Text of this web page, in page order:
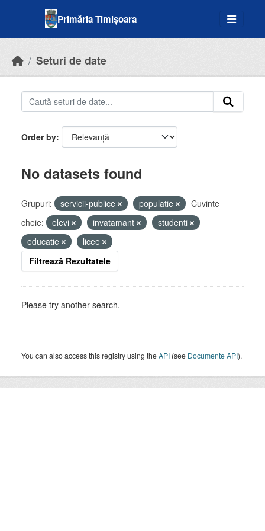
Primăria Timișoara
Seturi de date
Order by
No datasets found
Grupuri: servicii-publice populatie
Cuvinte
cheie:
elevi invatamant
studenti
educatie
licee
Filtrează Rezultatele
Please try another search.
You can also access this registry using theAPI (see Documente API).